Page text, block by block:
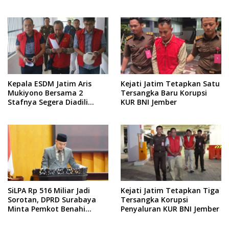
Kepala ESDM Jatim Aris
Mukiyono Bersama 2
Stafnya Segera Diadili
Kejati Jatim Tetapkan Satu
Tersangka Baru Korupsi
KUR BNI Jember
SiLPA Rp 516 Miliar Jadi
Sorotan, DPRD Surabaya
Minta Pemkot Benahi
Kejati Jatim Tetapkan Tiga
Tersangka Korupsi
Penyaluran KUR BNI Jember